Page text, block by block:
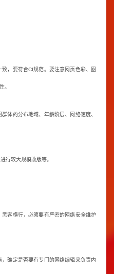
，要符合CI规范。要注意网页色彩、图
。
体的分布地域、年龄阶层、网络速度、
行较大规模改版等。
客横行，必须要有严密的网络安全维护
确定是否要有专门的网络编辑来负责内